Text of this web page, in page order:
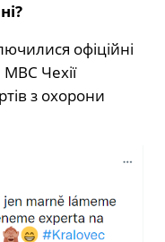
офіційні
МВС Чехії
з охорони